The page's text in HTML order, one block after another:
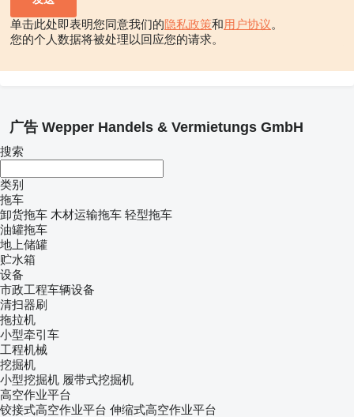
单击此处即表明您同意我们的隐私政策和用户协议。
您的个人数据将被处理以回应您的请求。
广告 Wepper Handels & Vermietungs GmbH
搜索
类别
拖车
卸货拖车 木材运输拖车 轻型拖车
油罐拖车
地上储罐
贮水箱
设备
市政工程车辆设备
清扫器刷
拖拉机
小型牵引车
工程机械
挖掘机
小型挖掘机 履带式挖掘机
高空作业平台
铰接式高空作业平台 伸缩式高空作业平台